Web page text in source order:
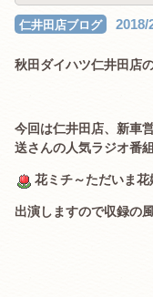
仁井田店ブログ 2018/
秋田ダイハツ仁井田店
今回は仁井田店、新車
送さんの人気ラジオ番組
花ミチ～ただいま花
出演しますので収録の